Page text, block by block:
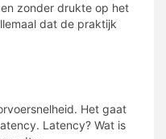
zonder drukte op het
dat de praktijk
Het gaat
Latency? Wat is